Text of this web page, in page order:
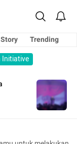
Trending
Initiative